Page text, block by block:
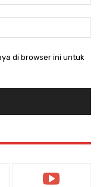
di browser ini untuk